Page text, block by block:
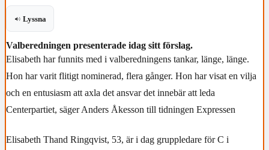
Lyssna
Valberedningen presenterade idag sitt förslag.
Elisabeth har funnits med i valberedningens tankar, länge, länge.
Hon har varit flitigt nominerad, flera gånger. Hon har visat en vilja
och en entusiasm att axla det ansvar det innebär att leda
Centerpartiet, säger Anders Åkesson till tidningen Expressen
Elisabeth Thand Ringqvist, 53, är i dag gruppledare för C i